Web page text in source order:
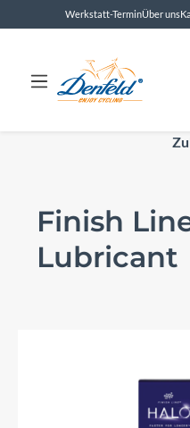
springenWerkstatt-TerminÜber uns
Finish
Lubricant